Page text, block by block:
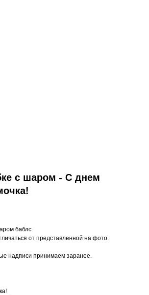
с шаром - С днем
баблс.
от представленной на фото.
надписи принимаем заранее.